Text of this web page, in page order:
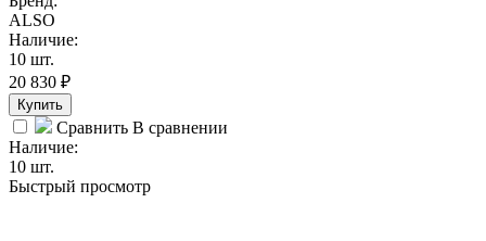
ALSO
Наличие:
10 шт.
20 830 ₽
Купить
Сравнить В сравнении
Наличие:
10 шт.
Быстрый просмотр